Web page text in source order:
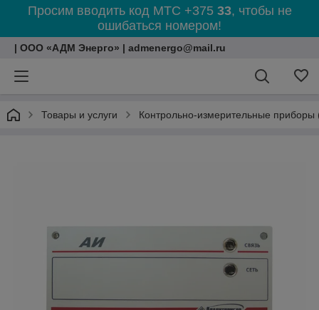
Просим вводить код МТС +375 33, чтобы не
ошибаться номером!
| ООО «АДМ Энерго» | admenergo@mail.ru
Товары и услуги Контрольно-измерительные